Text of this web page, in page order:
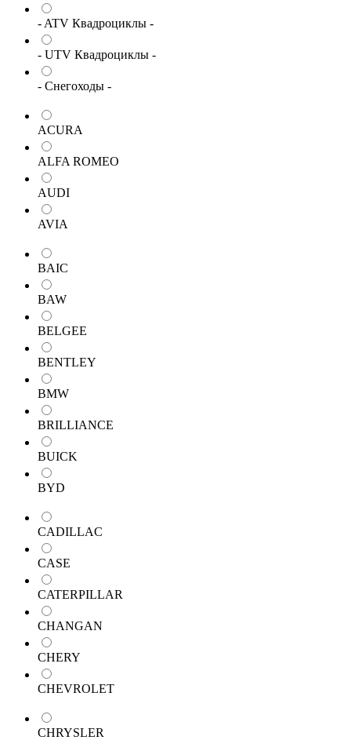
- ATV Квадроциклы -
- UTV Квадроциклы -
- Снегоходы -
ACURA
ALFA ROMEO
AUDI
AVIA
BAIC
BAW
BELGEE
BENTLEY
BMW
BRILLIANCE
BUICK
BYD
CADILLAC
CASE
CATERPILLAR
CHANGAN
CHERY
CHEVROLET
CHRYSLER